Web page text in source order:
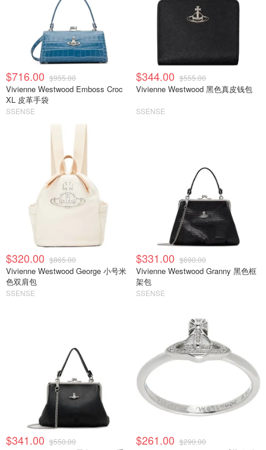
$716.00 $955.00
Vivienne Westwood Emboss Croc
XL 皮革手袋
SSENSE
$344.00 $555.00
Vivienne Westwood 黑色真皮钱包
SSENSE
$320.00 $865.00
Vivienne Westwood George 小号米
色双肩包
SSENSE
$331.00 $690.00
Vivienne Westwood Granny 黑色框
架包
SSENSE
$341.00 $550.00 $261.00 $290.00